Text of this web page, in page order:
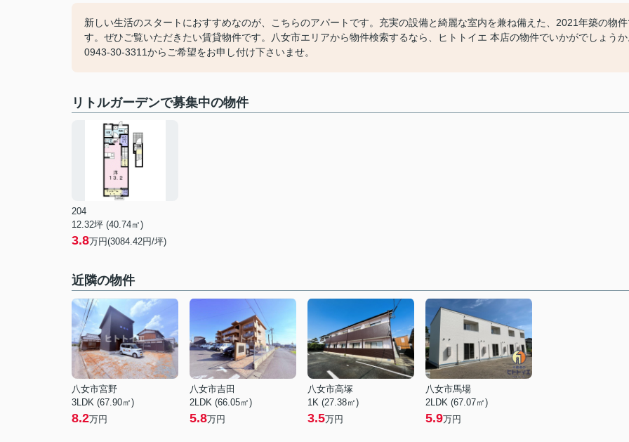
新しい生活のスタートにおすすめなのが、こちらのアパートです。充実の設備と綺麗な室内を兼ね備えた、2021年築の物
す。ぜひご覧いただきたい賃貸物件です。八女市エリアから物件検索するなら、ヒトトイエ 本店の物件でいかがでしょうか
0943-30-3311からご希望をお申し付け下さいませ。
リトルガーデンで募集中の物件
204
12.32坪 (40.74㎡)
3.8万円(3084.42円/坪)
近隣の物件
八女市宮野
3LDK (67.90㎡)
8.2万円
八女市吉田
2LDK (66.05㎡)
5.8万円
八女市高塚
1K (27.38㎡)
3.5万円
八女市馬場
2LDK (67.07㎡)
5.9万円